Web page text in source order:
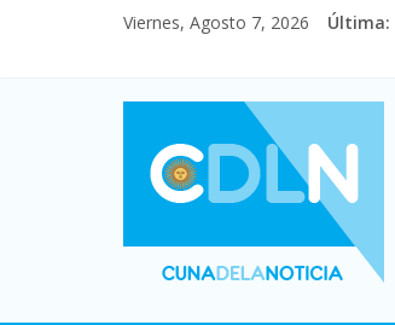
Viernes, Agosto 7, 2026 Última: